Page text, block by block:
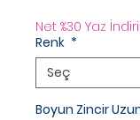
Net %30 Yaz
Renk *
Boyun Zincir